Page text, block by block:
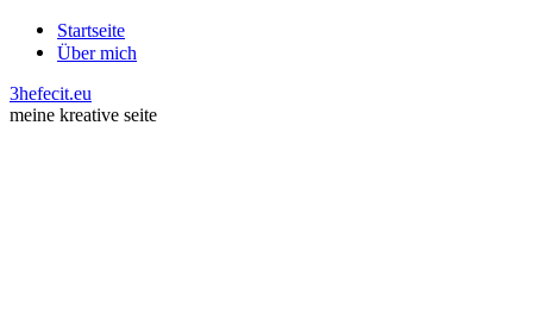
Startseite
Über mich
3hefecit.eu
meine kreative seite